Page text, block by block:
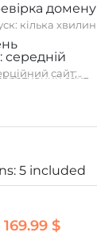
домену
кілька хвилин
середній
сайт;
сайт
169.99 $